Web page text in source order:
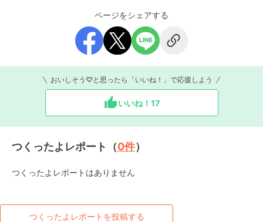
ページをシェアする
おいしそう♡と思ったら「いいね！」で応援しよう
いいね！ 17
つくったよレポート（0件）
つくったよレポートはありません
つくったよレポートを投稿する